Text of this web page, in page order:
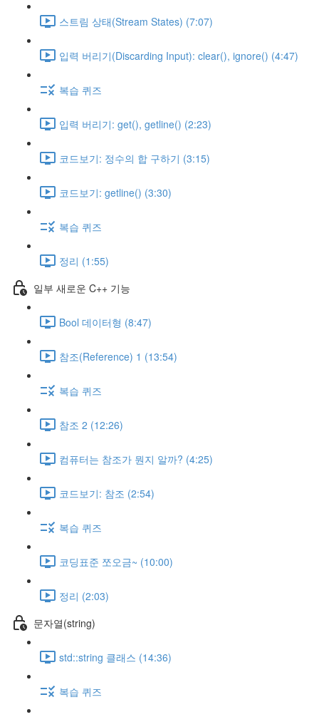
스트림 상태(Stream States) (7:07)
입력 버리기(Discarding Input): clear(), ignore() (4:47)
복습 퀴즈
입력 버리기: get(), getline() (2:23)
코드보기: 정수의 합 구하기 (3:15)
코드보기: getline() (3:30)
복습 퀴즈
정리 (1:55)
일부 새로운 C++ 기능
Bool 데이터형 (8:47)
참조(Reference) 1 (13:54)
복습 퀴즈
참조 2 (12:26)
컴퓨터는 참조가 뭔지 알까? (4:25)
코드보기: 참조 (2:54)
복습 퀴즈
코딩표준 쪼오금~ (10:00)
정리 (2:03)
문자열(string)
std::string 클래스 (14:36)
복습 퀴즈